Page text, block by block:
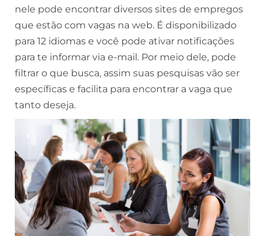
nele pode encontrar diversos sites de empregos
que estão com vagas na web. É disponibilizado
para 12 idiomas e você pode ativar notificações
para te informar via e-mail. Por meio dele, pode
filtrar o que busca, assim suas pesquisas vão ser
específicas e facilita para encontrar a vaga que
tanto deseja.